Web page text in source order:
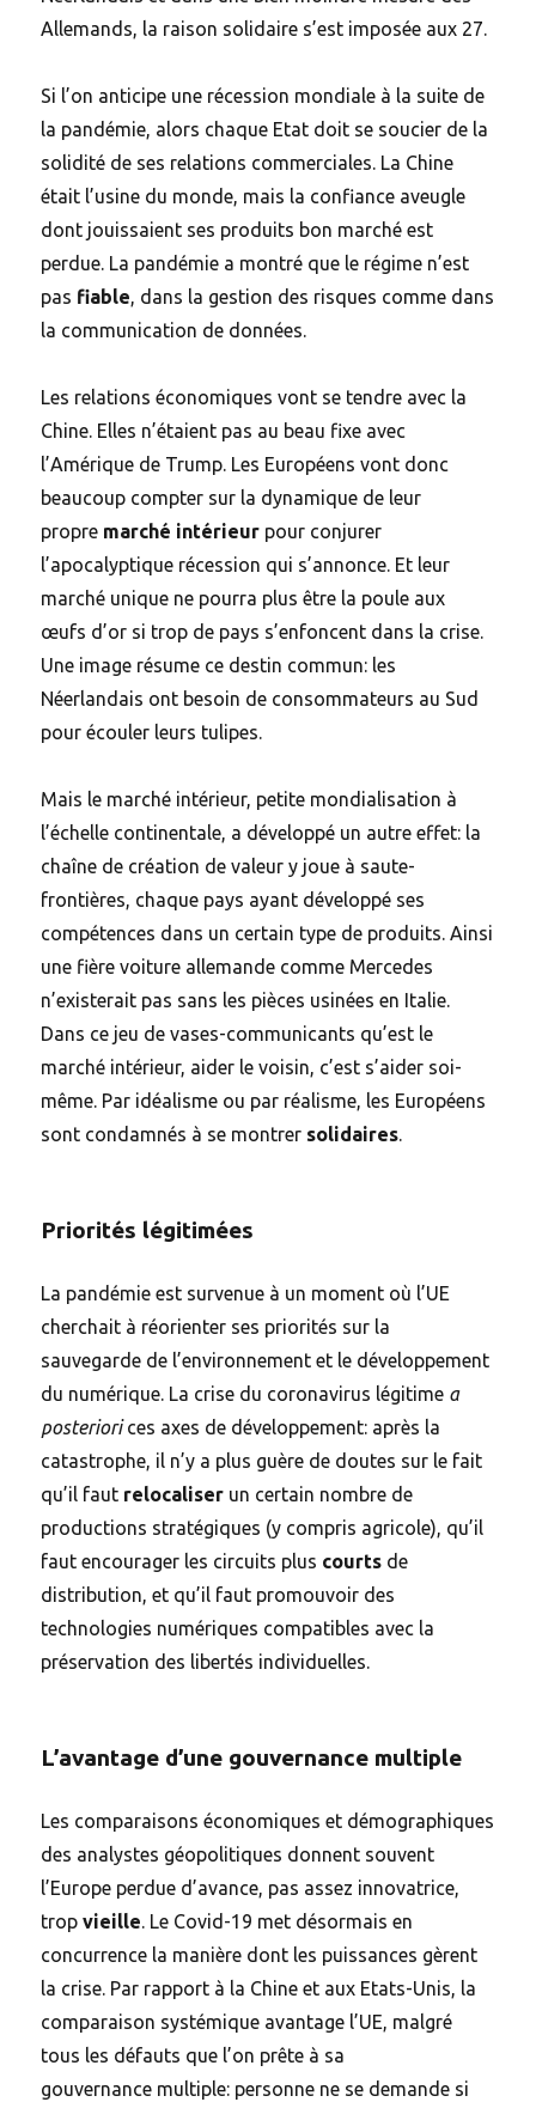
Allemands, la raison solidaire s’est imposée aux 27.
Si l’on anticipe une récession mondiale à la suite de
la pandémie, alors chaque Etat doit se soucier de la
solidité de ses relations commerciales. La Chine
était l’usine du monde, mais la confiance aveugle
dont jouissaient ses produits bon marché est
perdue. La pandémie a montré que le régime n’est
pas fiable, dans la gestion des risques comme dans
la communication de données.
Les relations économiques vont se tendre avec la
Chine. Elles n’étaient pas au beau fixe avec
l’Amérique de Trump. Les Européens vont donc
beaucoup compter sur la dynamique de leur
propre marché intérieur pour conjurer
l’apocalyptique récession qui s’annonce. Et leur
marché unique ne pourra plus être la poule aux
œufs d’or si trop de pays s’enfoncent dans la crise.
Une image résume ce destin commun: les
Néerlandais ont besoin de consommateurs au Sud
pour écouler leurs tulipes.
Mais le marché intérieur, petite mondialisation à
l’échelle continentale, a développé un autre effet: la
chaîne de création de valeur y joue à saute-
frontières, chaque pays ayant développé ses
compétences dans un certain type de produits. Ainsi
une fière voiture allemande comme Mercedes
n’existerait pas sans les pièces usinées en Italie.
Dans ce jeu de vases-communicants qu’est le
marché intérieur, aider le voisin, c’est s’aider soi-
même. Par idéalisme ou par réalisme, les Européens
sont condamnés à se montrer solidaires.
Priorités légitimées
La pandémie est survenue à un moment où l’UE
cherchait à réorienter ses priorités sur la
sauvegarde de l’environnement et le développement
du numérique. La crise du coronavirus légitime a
posteriorices axes de développement: après la
catastrophe, il n’y a plus guère de doutes sur le fait
qu’il faut relocaliser un certain nombre de
productions stratégiques (y compris agricole), qu’il
faut encourager les circuits plus courts de
distribution, et qu’il faut promouvoir des
technologies numériques compatibles avec la
préservation des libertés individuelles.
L’avantage d’une gouvernance multiple
Les comparaisons économiques et démographiques
des analystes géopolitiques donnent souvent
l’Europe perdue d’avance, pas assez innovatrice,
tropvieille. Le Covid-19 met désormais en
concurrence la manière dont les puissances gèrent
la crise. Par rapport à la Chine et aux Etats-Unis, la
comparaison systémique avantage l’UE, malgré
tous les défauts que l’on prête à sa
gouvernance multiple: personne ne se demande si